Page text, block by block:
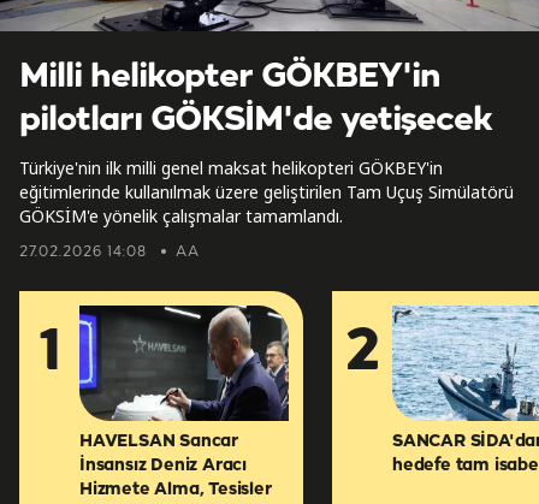
Milli helikopter GÖKBEY'in
pilotları GÖKSİM'de yetişecek
Türkiye'nin ilk milli genel maksat helikopteri GÖKBEY'in
eğitimlerinde kullanılmak üzere geliştirilen Tam Uçuş Simülatörü
GÖKSİM'e yönelik çalışmalar tamamlandı.
27.02.2026 14:08 AA
1
HAVELSAN Sancar
İnsansız Deniz Aracı
Hizmete Alma, Tesisler
2
SANCAR
hedefe tam